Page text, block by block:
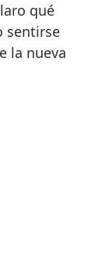
qué
sentirse
la nueva